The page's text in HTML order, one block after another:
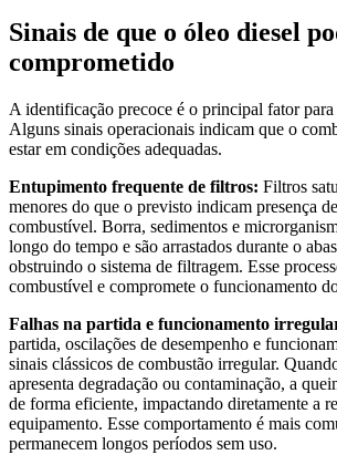
Sinais de que o óleo diesel
comprometido
A identificação precoce é o principal fator
Alguns sinais operacionais indicam que o
estar em condições adequadas.
Entupimento frequente de filtros: Filtros
menores do que o previsto indicam presença
combustível. Borra, sedimentos e
longo do tempo e são arrastados durante o
obstruindo o sistema de filtragem. Esse
combustível e compromete o funcionamento
Falhas na partida e funcionamento
partida, oscilações de desempenho e
sinais clássicos de combustão irregular.
apresenta degradação ou contaminação, a
de forma eficiente, impactando diretamente a
equipamento. Esse comportamento é mais
permanecem longos períodos sem uso.